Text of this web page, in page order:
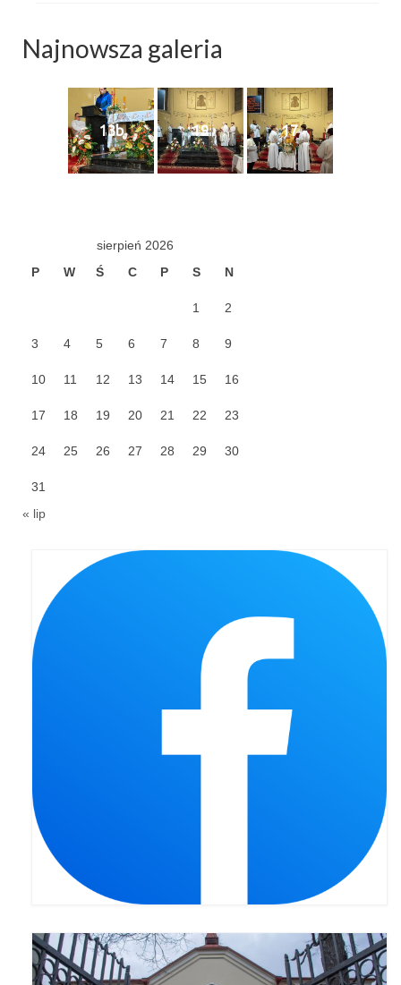
Pierwsza Komunia Święta – Grupa 2
Boże Ciało
Galerie 2020
Boże Ciało 2020
MIŁOSIERDZIA BOŻEGO
Opłatek Wspólnot Parafialnych
Galerie 2019
Imieniny Ks Kanonika
Wielki Czwartek 2019
Wyklętych” 2019
Pielęgnacja drzew
Nasza parafia z lotu ptaka
Najnowsza galeria
13b 19 17
sierpień 2026
P
W Ś C P S N
1 2
3 4 5 6 7 8 9
10 11 12 13 14 15 16
17 18 19 20 21 22 23
24 25 26 27 28 29 30
31
« lip